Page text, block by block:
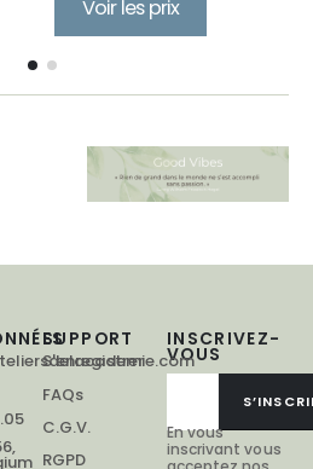
Voir les prix
INSCRIVEZ-
VOUS
En vous
inscrivant vous
SUPPORT
S'enregistrer
FAQs
C.G.V.
RGPD